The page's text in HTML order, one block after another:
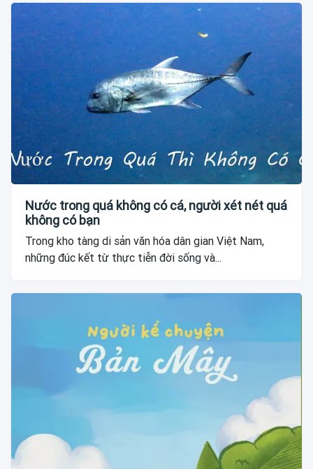
Nước trong quá không có cá, người xét nét quá
không có bạn
Trong kho tàng di sản văn hóa dân gian Việt Nam,
những đúc kết từ thực tiễn đời sống và...